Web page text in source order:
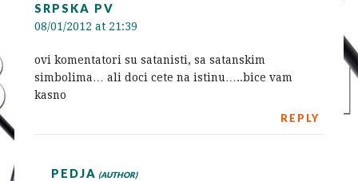
SRPSKA PV
08/01/2012 at 21:39
ovi komentatori su satanisti, sa satanskim
simbolima… ali doci cete na istinu…..bice vam
kasno
REPLY
PEDJA